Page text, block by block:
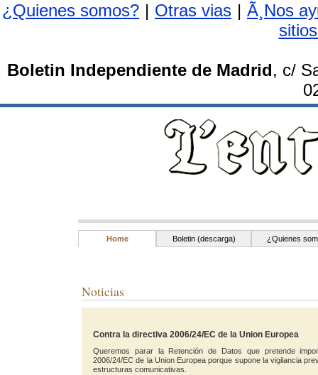
¿Quienes somos? | Otras vias | Ã¸Nos
Boletin Independiente de Madrid, c/
Home Boletin (descarga) ¿Quienes
Noticias
Contra la directiva 2006/24/EC de la Union Europea
Queremos parar la Retención de Datos que pretende
2006/24/EC de la Union Europea porque supone la vigilancia
estructuras comunicativas.